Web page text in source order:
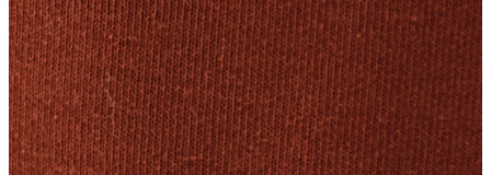
Dış Giyim
Dış Giyim
Mont
Ceket
Kaban
Trenchcoat
Jean
Jean